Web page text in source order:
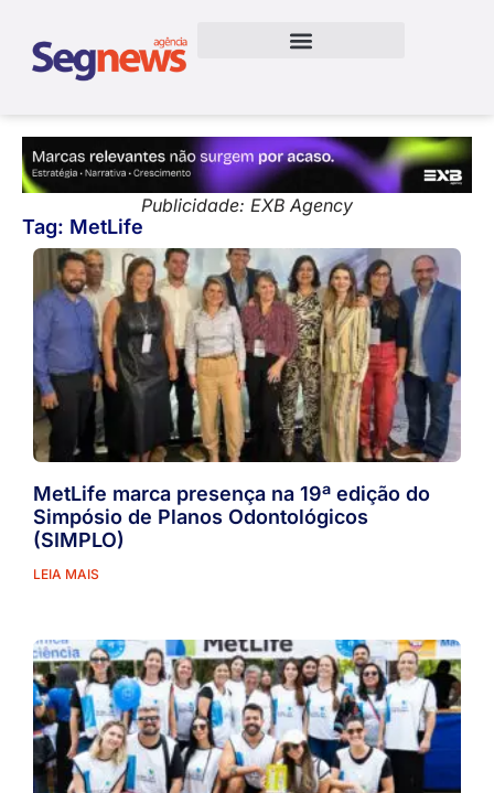
Publicidade: EXB Agency
Tag: MetLife
MetLife marca presença na 19ª edição do
Simpósio de Planos Odontológicos
(SIMPLO)
LEIA MAIS